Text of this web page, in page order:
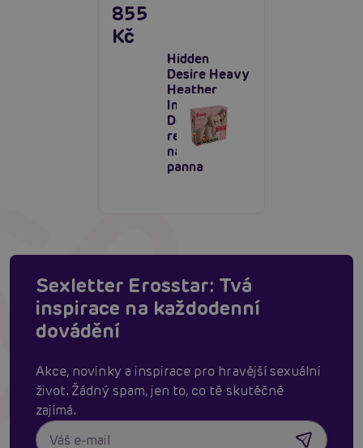
Hidden
Desire Heavy
Heather
Inflatable
Doll,
realistická
nafukovací
panna
855
Kč
Sexletter Erosstar: Tvá
inspirace na každodenní
dovádění
Akce, novinky a inspirace pro hravější sexuální
život. Žádný spam, jen to, co tě skutěčně
zajímá.